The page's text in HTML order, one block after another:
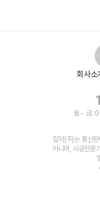
회사소
월 - 금:
집닥(주)는 통신
아니며, 시공전문